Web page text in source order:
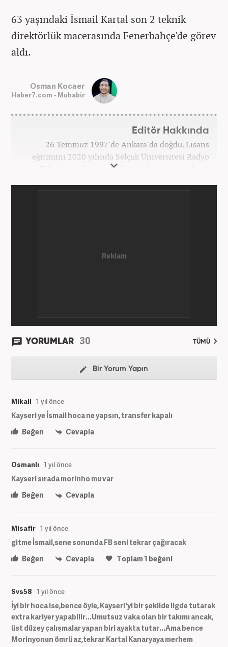
63 yaşındaki İsmail Kartal son 2 teknik
direktörlük macerasında Fenerbahçe'de görev
aldı.
Osman Kocaer
Haber7.com - Muhabir
Editör Hakkında
26 Temmuz 1997'de Ankara'da doğdu. Lisans
eğitimini 2020 yılında Selçuk Üniversitesi Radyo
Televizyon Sinema bölümünden mezun olarak
YORUMLAR 30 TÜMÜ
Bir Yorum Yapın
Mikail 1 yıl önce
Kayseri ye İsmail hoca ne yapsın, transfer kapalı
Beğen
Cevapla
Osmanlı 1 yıl önce
Kayseri sırada morinho mu var
Beğen
Cevapla
Misafir 1 yıl önce
gitme İsmail,sene sonunda FB seni tekrar çağıracak
Beğen
Cevapla Toplam1 beğeni
Svs58 1 yıl önce
İyi bir hoca ise,bence öyle, Kayseri'yi bir şekilde ligde tutarak
extra kariyer yapabilir...Umutsuz vaka olan bir takımı ancak,
üst düzey çalışmalar yapan biri ayakta tutar...Ama bence
Morinyonun ömrü az,tekrar Kartal Kanaryaya merhem